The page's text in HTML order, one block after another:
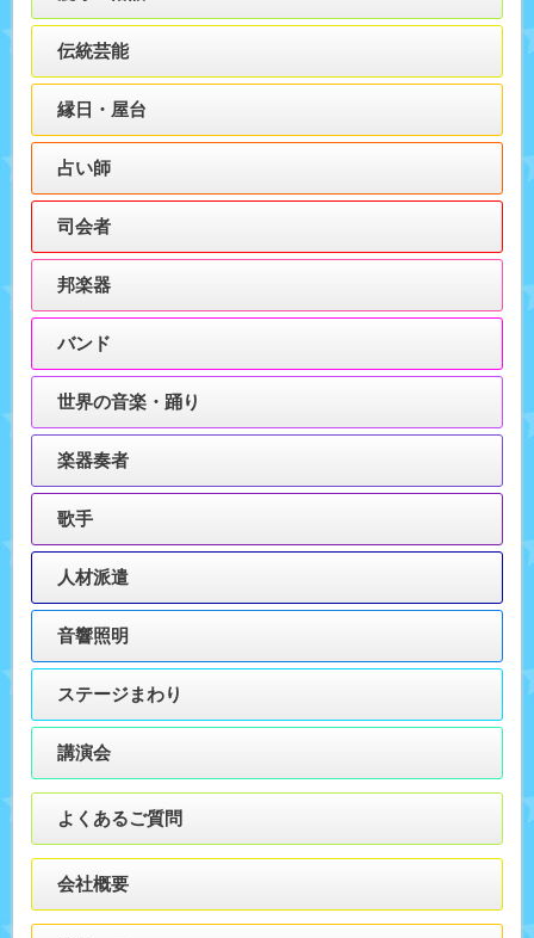
伝統芸能
縁日・屋台
占い師
司会者
邦楽器
バンド
世界の音楽・踊り
楽器奏者
歌手
人材派遣
音響照明
ステージまわり
講演会
よくあるご質問
会社概要